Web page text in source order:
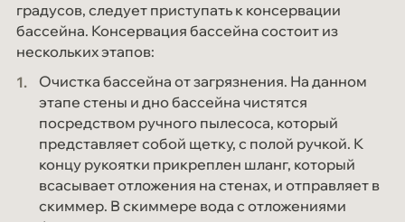
градусов, следует приступать к консервации
бассейна. Консервация бассейна состоит из
нескольких этапов:
Очистка бассейна от загрязнения. На данном
этапе стены и дно бассейна чистятся
посредством ручного пылесоса, который
представляет собой щетку, с полой ручкой. К
концу рукоятки прикреплен шланг, который
всасывает отложения на стенах, и отправляет в
скиммер. В скиммере вода с отложениями